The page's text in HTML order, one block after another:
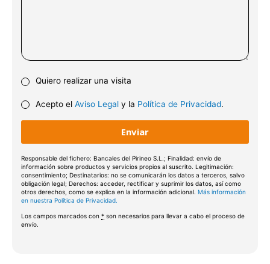
141
151
181
191
201
Quiero realizar una visita
Acepto el Aviso Legal y la Política de Privacidad.
Responsable del fichero: Bancales del Pirineo S.L.; Finalidad: envío de
información sobre productos y servicios propios al suscrito. Legitimación:
consentimiento; Destinatarios: no se comunicarán los datos a terceros, salvo
obligación legal; Derechos: acceder, rectificar y suprimir los datos, así como
otros derechos, como se explica en la información adicional. Más información
en nuestra Política de Privacidad.
Los campos marcados con * son necesarios para llevar a cabo el proceso de
envío.